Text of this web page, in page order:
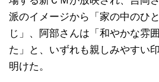
派のイメージから「家の中のひ
じ」、阿部さんは「和やかな雰
た」と、いずれも親しみやすい
明けた。